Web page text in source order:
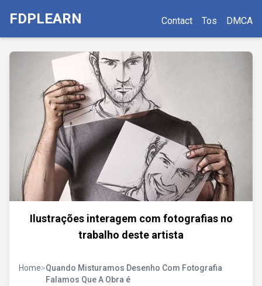
FDPLEARN Contact Tos DMCA
Ilustrações interagem com fotografias no
trabalho deste artista
Home>Quando Misturamos Desenho Com Fotografia
Falamos Que A Obra é